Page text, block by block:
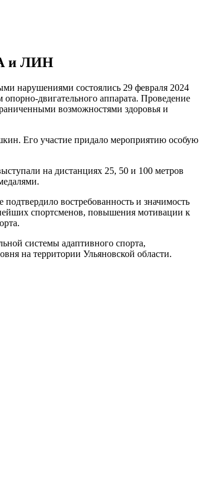
и ЛИН
нарушениями состоялись 29 февраля 2024
двигательного аппарата. Проведение
возможностями здоровья и
Его участие придало мероприятию особую
на дистанциях 25, 50 и 100 метров
востребованность и значимость
спортсменов, повышения мотивации к
системы адаптивного спорта,
на территории Ульяновской области.